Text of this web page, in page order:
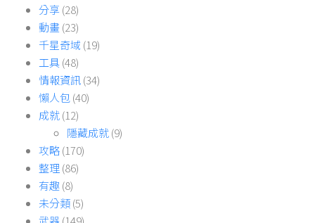
分享(28)
動畫(23)
千星奇域 (19)
工具(48)
情報資訊(34)
懶人包(40)
成就(12)
隱藏成就(9)
攻略(170)
整理(86)
有趣(8)
未分類(5)